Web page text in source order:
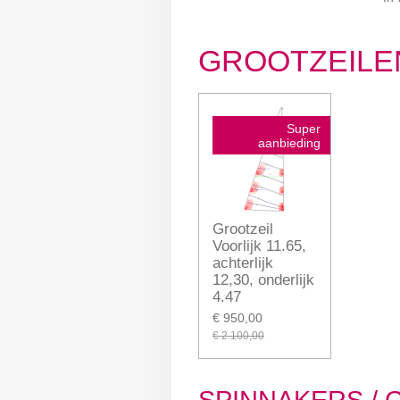
Super
aanbieding
Grootzeil
Voorlijk 11.65,
achterlijk
12,30, onderlijk
4.47
€ 950,00
€ 2.100,00